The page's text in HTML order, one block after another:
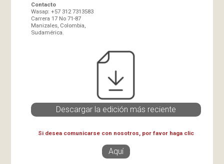
Contacto
Wasap: +57 312 7313583
Carrera 17 No 71-87
Manizales, Colombia,
Sudamérica.
Descargar la edición más reciente
Si desea comunicarse con nosotros, por favor haga clic
Aquí